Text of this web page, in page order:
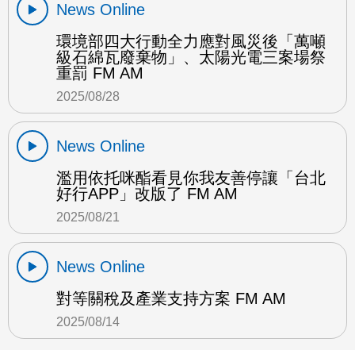
News Online
環境部四大行動全力應對風災後「萬噸
級石綿瓦廢棄物」、太陽光電三案場祭
重罰 FM AM
2025/08/28
News Online
濫用依托咪酯看見你我友善停讓「台北
好行APP」改版了 FM AM
2025/08/21
News Online
對等關稅及產業支持方案 FM AM
2025/08/14